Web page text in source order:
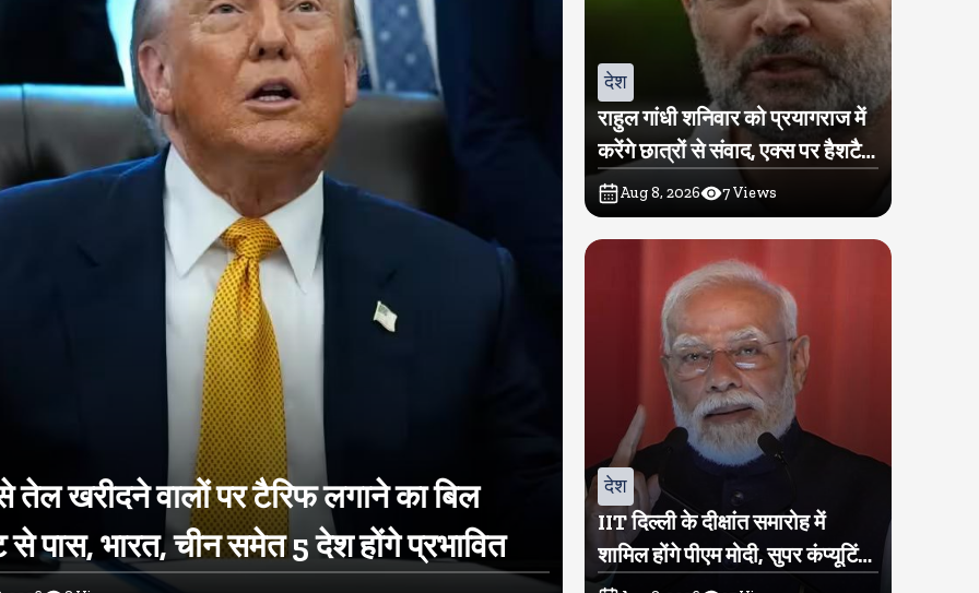
खरीदने वालों पर टैरिफ लगाने का बिल
से पास, भारत, चीन समेत 5 देश होंगे प्रभावित
देश
राहुल गांधी शनिवार को प्रयागराज में
करेंगे छात्रों से संवाद, एक्स पर हैशटैग
चलाया
Aug 8, 2026 7Views
देश
IIT दिल्ली के दीक्षांत समारोह में
शामिल होंगे पीएम मोदी, सुपर कंप्यूटिंग
सुविधा परम प्रज्ञा का होगा शुभारंभ